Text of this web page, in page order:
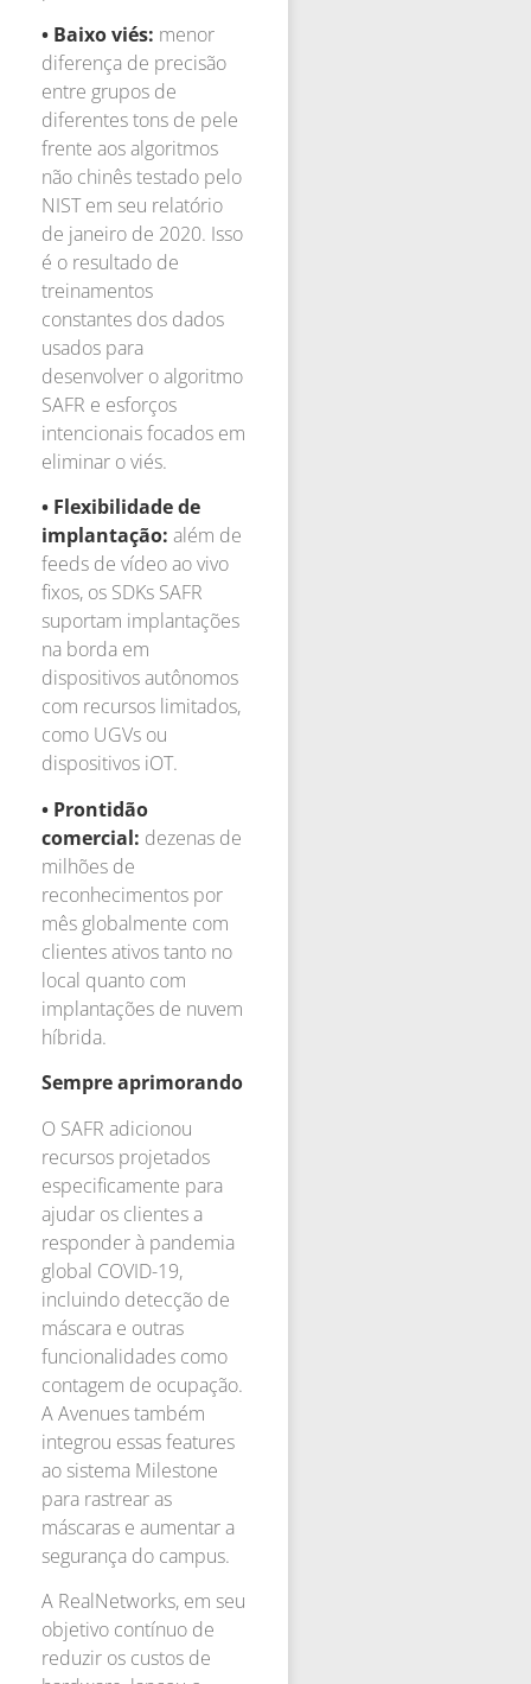
• Baixo viés: menor
diferença de precisão
entre grupos de
diferentes tons de pele
frente aos algoritmos
não chinês testado pelo
NIST em seu relatório
de janeiro de 2020. Isso
é o resultado de
treinamentos
constantes dos dados
usados para
desenvolver o algoritmo
SAFR e esforços
intencionais focados em
eliminar o viés.
• Flexibilidade de
implantação: além de
feeds de vídeo ao vivo
fixos, os SDKs SAFR
suportam implantações
na borda em
dispositivos autônomos
com recursos limitados,
como UGVs ou
dispositivos iOT.
• Prontidão
comercial: dezenas de
milhões de
reconhecimentos por
mês globalmente com
clientes ativos tanto no
local quanto com
implantações de nuvem
híbrida.
Sempre aprimorando
O SAFR adicionou
recursos projetados
especificamente para
ajudar os clientes a
responder à pandemia
global COVID-19,
incluindo detecção de
máscara e outras
funcionalidades como
contagem de ocupação.
A Avenues também
integrou essas features
ao sistema Milestone
para rastrear as
máscaras e aumentar a
segurança do campus.
A RealNetworks, em seu
objetivo contínuo de
reduzir os custos de